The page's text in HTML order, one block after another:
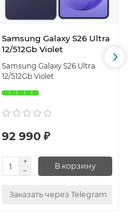
Samsung Galaxy S26 Ultra
12/512Gb Violet
Samsung Galaxy S26 Ultra
12/512Gb Violet
92 990 ₽
В корзину
Заказать через Telegram